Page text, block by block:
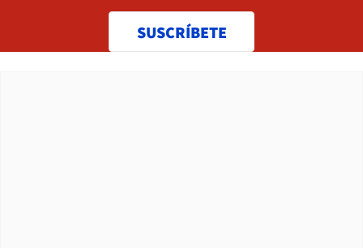
SUSCRÍBETE